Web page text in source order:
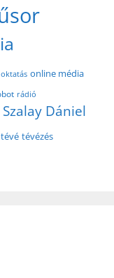
oktatás online média
rádió
Szalay Dániel
tévé tévézés